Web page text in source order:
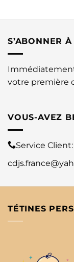
S’ABONNER
votre première
VOUS-AVEZ
Service Client:
TÉTINES